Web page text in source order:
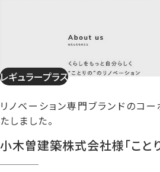
レギュラープラス
リノベーション専門ブランドのコ
たしました。
小木曽建築株式会社様「こと